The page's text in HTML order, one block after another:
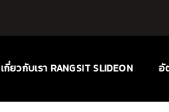
เกี่ยวกับเรา RANGSIT SLIDEON อั